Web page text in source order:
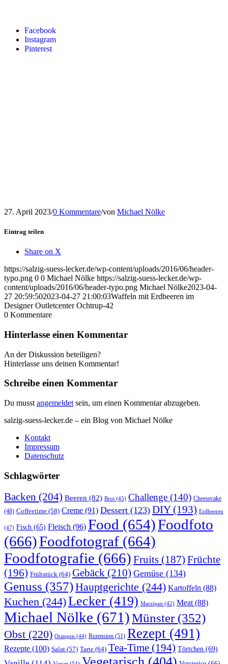
Facebook
Instagram
Pinterest
27. April 2023/0 Kommentare/von Michael Nölke
Eintrag teilen
Share on X
https://salzig-suess-lecker.de/wp-content/uploads/2016/06/header-
typo.png 0 0 Michael Nölke https://salzig-suess-lecker.de/wp-
content/uploads/2016/06/header-typo.png Michael Nölke2023-04-
27 20:59:502023-04-27 21:00:03Waffeln mit Erdbeeren im
Designer Outletcenter Ochtrup-42
0 Kommentare
Hinterlasse einen Kommentar
An der Diskussion beteiligen?
Hinterlasse uns deinen Kommentar!
Schreibe einen Kommentar
Du musst angemeldet sein, um einen Kommentar abzugeben.
salzig-suess-lecker.de – ein Blog von Michael Nölke
Kontakt
Impressum
Datenschutz
Schlagwörter
Backen (204) Beeren (82) Brot (45) Challenge (140) Cheesecake
(48) Coffeetime (58) Creme (91) Dessert (123) DIY(193) Erdbeeren
(47) Fisch (65) Fleisch (96) Food (654)Foodfoto
(666)Foodfotograf (664)
Foodfotografie (666) Fruits (187) Früchte
(196) Frühstück (64) Gebäck (210) Gemüse (134)
Genuss (357)Hauptgerichte (244) Kartoffeln (88)
Kuchen (244)Lecker (419) Marzipan (42) Meat(88)
Michael Nölke (671)Münster(352)
Obst (220) Orangen (44) Rezension (51) Rezept (491)
Rezepte (100) Salat (57) Tarte (64) Tea-Time (194) Törtchen (69)